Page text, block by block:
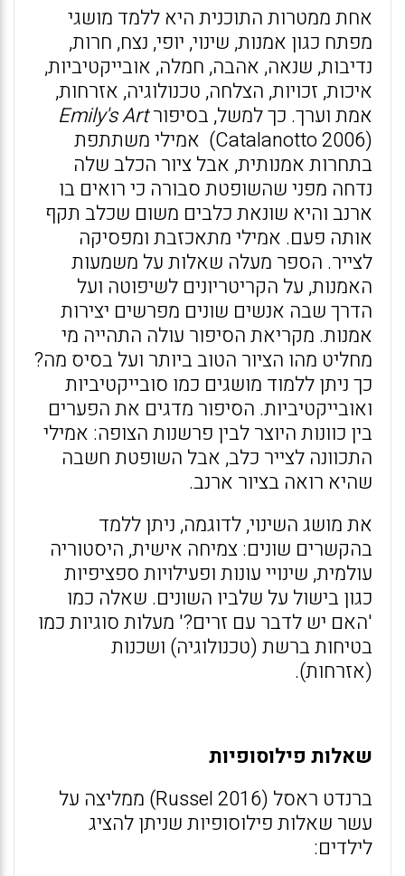
אחת ממטרות התוכנית היא ללמד מושגי
מפתח כגון אמנות, שינוי, יופי, נצח, חרות,
נדיבות, שנאה, אהבה, חמלה, אובייקטיביות,
איכות, זכויות, הצלחה, טכנולוגיה, אזרחות,
אמת וערך. כך למשל, בסיפורEmily's Art
(Catalanotto 2006) אמילי משתתפת
בתחרות אמנותית, אבל ציור הכלב שלה
נדחה מפני שהשופטת סבורה כי רואים בו
ארנב והיא שונאת כלבים משום שכלב תקף
אותה פעם. אמילי מתאכזבת ומפסיקה
לצייר. הספר מעלה שאלות על משמעות
האמנות, על הקריטריונים לשיפוטה ועל
הדרך שבה אנשים שונים מפרשים יצירות
אמנות. מקריאת הסיפור עולה התהייה מי
מחליט מהו הציור הטוב ביותר ועל בסיס מה?
כך ניתן ללמוד מושגים כמו סובייקטיביות
ואובייקטיביות. הסיפור מדגים את הפערים
בין כוונות היוצר לבין פרשנות הצופה: אמילי
התכוונה לצייר כלב, אבל השופטת חשבה
שהיא רואה בציור ארנב.
את מושג השינוי, לדוגמה, ניתן ללמד
בהקשרים שונים: צמיחה אישית, היסטוריה
עולמית, שינויי עונות ופעילויות ספציפיות
כגון בישול על שלביו השונים. שאלה כמו
'האם יש לדבר עם זרים?' מעלות סוגיות כמו
בטיחות ברשת (טכנולוגיה) ושכנות
(אזרחות).
שאלות פילוסופיות
ברנדט ראסל (Russel 2016) ממליצה על
עשר שאלות פילוסופיות שניתן להציג
לילדים: